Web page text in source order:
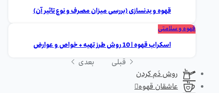
قهوه و بدنسازی (بررسی میزان مصرف و نوع تاثیر آن)
قهوه و سلامتی
اسکراب قهوه | 10 روش طرز تهیه + خواص و عوارض
قبلی
بعدی
روش دَم کردن
عاشقان قهوه